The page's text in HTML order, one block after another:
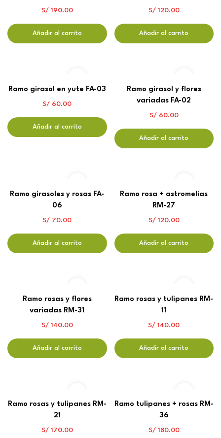
S/190.00
Añadir al carrito
S/120.00
Añadir al carrito
Ramo girasol en yute FA-03
S/ 60.00
Añadir al carrito
Ramo girasol y flores
variadas FA-02
S/60.00
Añadir al carrito
Ramo girasoles y rosas FA-
06
S/ 70.00
Añadir al carrito
Ramo rosa + astromelias
RM-27
S/120.00
Añadir al carrito
Ramo rosas y flores
variadas RM-31
S/140.00
Añadir al carrito
Ramo rosas y tulipanes RM-
11
S/ 140.00
Añadir al carrito
Ramo rosas y tulipanes RM-
21
S/170.00
Ramo tulipanes + rosas RM-
36
S/180.00